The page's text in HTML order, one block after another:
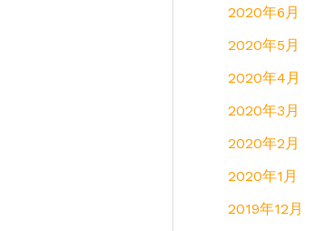
2020年6月
2020年5月
2020年4月
2020年3月
2020年2月
2020年1月
2019年12月